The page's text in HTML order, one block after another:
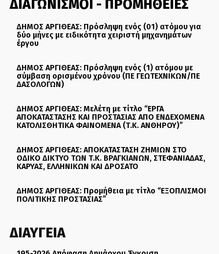
ΔΙΑΓΩΝΙΣΜΟΙ - ΠΡΟΜΗΘΕΙΕΣ
ΔΗΜΟΣ ΑΡΓΙΘΕΑΣ: Πρόσληψη ενός (01) ατόμου για
δύο μήνες με ειδικότητα χειριστή μηχανημάτων
έργου
ΔΗΜΟΣ ΑΡΓΙΘΕΑΣ: Πρόσληψη ενός (1) ατόμου με
σύμβαση ορισμένου χρόνου (ΠΕ ΓΕΩΤΕΧΝΙΚΩΝ/ΠΕ
ΔΑΣΟΛΟΓΩΝ)
ΔΗΜΟΣ ΑΡΓΙΘΕΑΣ: Μελέτη με τίτλο “ΕΡΓΑ
ΑΠΟΚΑΤΑΣΤΑΣΗΣ ΚΑΙ ΠΡΟΣΤΑΣΙΑΣ ΑΠΟ ΕΝΔΕΧΟΜΕΝΑ
ΚΑΤΟΛΙΣΘΗΤΙΚΑ ΦΑΙΝΟΜΕΝΑ (Τ.Κ. ΑΝΘΗΡΟΥ)”
ΔΗΜΟΣ ΑΡΓΙΘΕΑΣ: ΑΠΟΚΑΤΑΣΤΑΣΗ ΖΗΜΙΩΝ ΣΤΟ
ΟΔΙΚΟ ΔΙΚΤΥΟ ΤΩΝ Τ.Κ. ΒΡΑΓΚΙΑΝΩΝ, ΣΤΕΦΑΝΙΑΔΑΣ,
ΚΑΡΥΑΣ, ΕΛΛΗΝΙΚΩΝ ΚΑΙ ΔΡΟΣΑΤΟ
ΔΗΜΟΣ ΑΡΓΙΘΕΑΣ: Προμήθεια με τίτλο “ΕΞΟΠΛΙΣΜΟΙ
ΠΟΛΙΤΙΚΗΣ ΠΡΟΣΤΑΣΙΑΣ”
ΔΙΑΥΓΕΙΑ